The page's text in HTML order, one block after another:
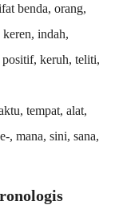
benda, orang,
indah,
positif, keruh, teliti,
tempat, alat,
, mana, sini, sana,